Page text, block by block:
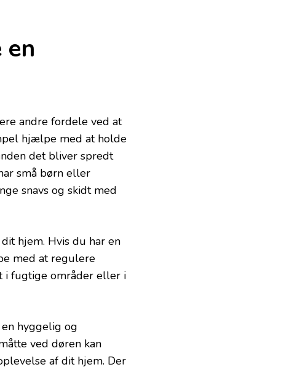
andre fordele ved at
hjælpe med at holde
det bliver spredt
små børn eller
snavs og skidt med
hjem. Hvis du har en
med at regulere
fugtige områder eller i
hyggelig og
ved døren kan
af dit hjem. Der